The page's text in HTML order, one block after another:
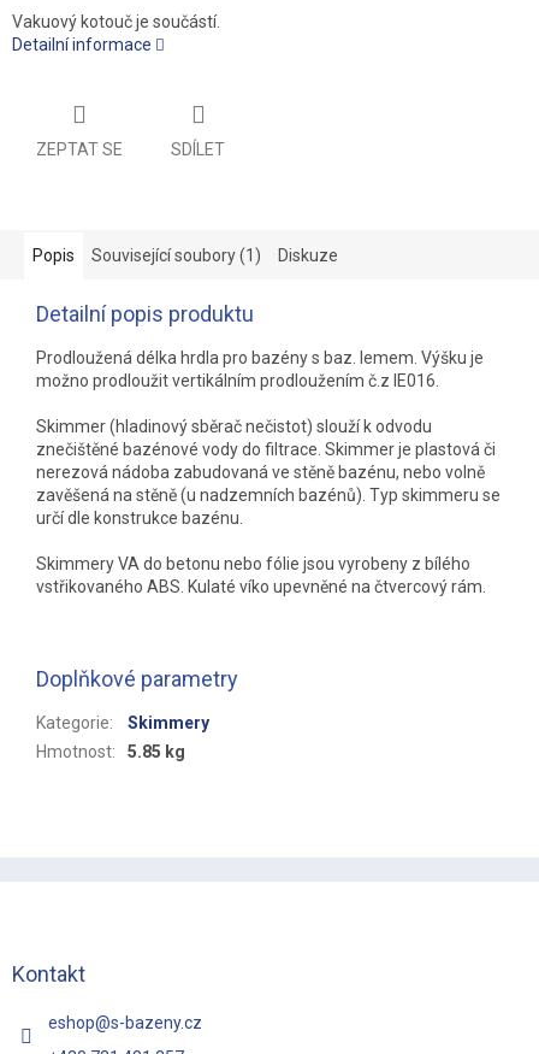
Vakuový kotouč je součástí.
Detailní informace
ZEPTAT SE SDÍLET
Popis Související soubory (1) Diskuze
Detailní popis produktu
Prodloužená délka hrdla pro bazény s baz. lemem. Výšku je
možno prodloužit vertikálním prodloužením č.z IE016.
Skimmer (hladinový sběrač nečistot) slouží k odvodu
znečištěné bazénové vody do filtrace. Skimmer je plastová či
nerezová nádoba zabudovaná ve stěně bazénu, nebo volně
zavěšená na stěně (u nadzemních bazénů). Typ skimmeru se
určí dle konstrukce bazénu.
Skimmery VA do betonu nebo fólie jsou vyrobeny z bílého
vstřikovaného ABS. Kulaté víko upevněné na čtvercový rám.
Doplňkové parametry
Kategorie:
Skimmery
Hmotnost: 5.85 kg
Kontakt
eshop@s-bazeny.cz